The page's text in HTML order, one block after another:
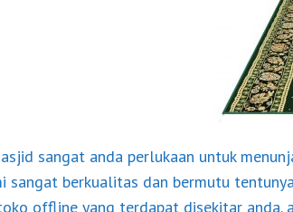
sangat anda perlukaan untuk
sangat berkualitas dan bermutu
offline yang terdapat disekitar anda.